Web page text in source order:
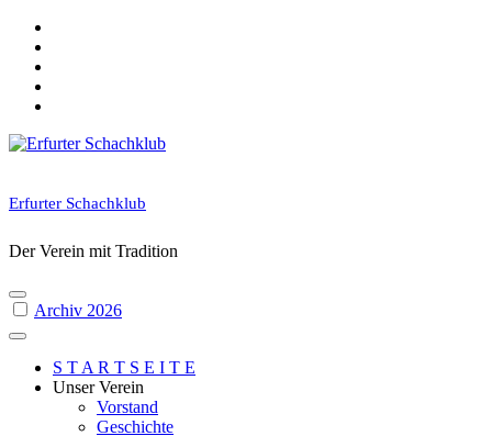
Skip
content
Erfurter Schachklub
Der Verein mit Tradition
Archiv 2026
S T A R T S E I T E
Unser Verein
Vorstand
Geschichte